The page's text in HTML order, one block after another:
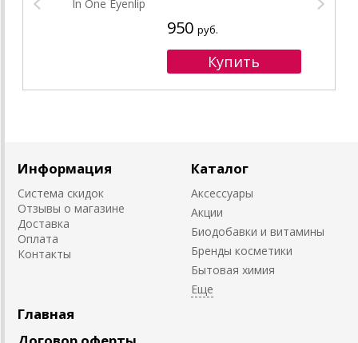
950 руб.
Информация
Система скидок
Отзывы о магазине
Доставка
Оплата
Контакты
Каталог
Аксессуары
Акции
Биодобавки и витамины
Бренды косметики
Бытовая химия
Главная